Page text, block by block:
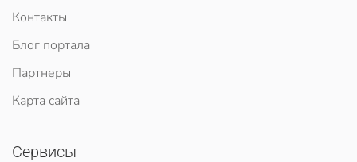
Контакты
Блог портала
Партнеры
Карта сайта
Сервисы